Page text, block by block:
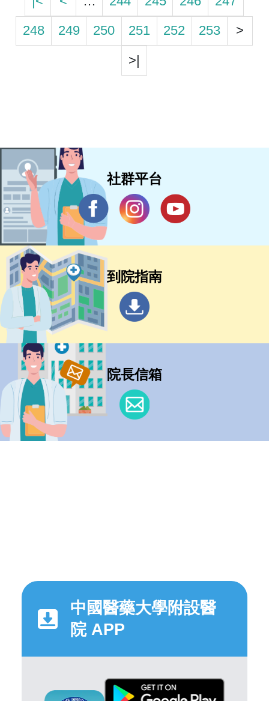
248
249 250 251 252 253
>
>|
社群平台
到院指南
院長信箱
中國醫藥大學附設醫
院 APP